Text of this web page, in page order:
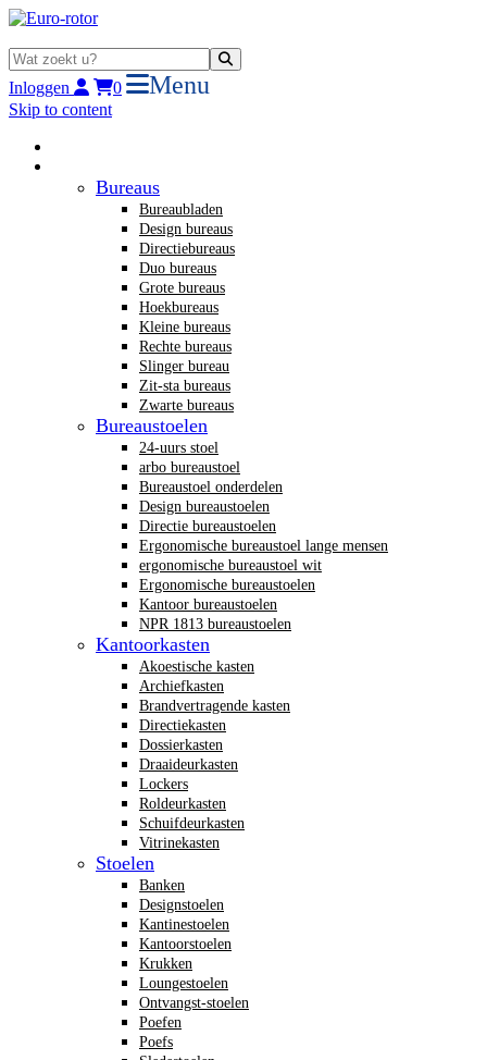
Inloggen 0 Menu
Skip to content
Bureaus
Bureaubladen
Design bureaus
Directiebureaus
Duo bureaus
Grote bureaus
Hoekbureaus
Kleine bureaus
Rechte bureaus
Slinger bureau
Zit-sta bureaus
Zwarte bureaus
Bureaustoelen
24-uurs stoel
arbo bureaustoel
Bureaustoel onderdelen
Design bureaustoelen
Directie bureaustoelen
Ergonomische bureaustoel lange mensen
ergonomische bureaustoel wit
Ergonomische bureaustoelen
Kantoor bureaustoelen
NPR 1813 bureaustoelen
Kantoorkasten
Akoestische kasten
Archiefkasten
Brandvertragende kasten
Directiekasten
Dossierkasten
Draaideurkasten
Lockers
Roldeurkasten
Schuifdeurkasten
Vitrinekasten
Stoelen
Banken
Designstoelen
Kantinestoelen
Kantoorstoelen
Krukken
Loungestoelen
Ontvangst-stoelen
Poefen
Poefs